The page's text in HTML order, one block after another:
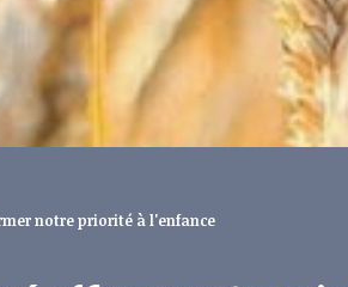
notre priorité à l'enfance